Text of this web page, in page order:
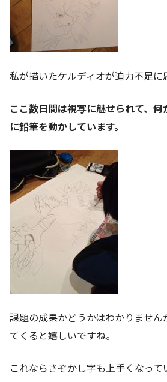
私が描いたケルディオが迫力不足に
ここ数日間は視写に魅せられて、
に鉛筆を動かしています。
課題の成果かどうかはわかりませ
てくると嬉しいですね。
これならさぞかし字も上手くなって